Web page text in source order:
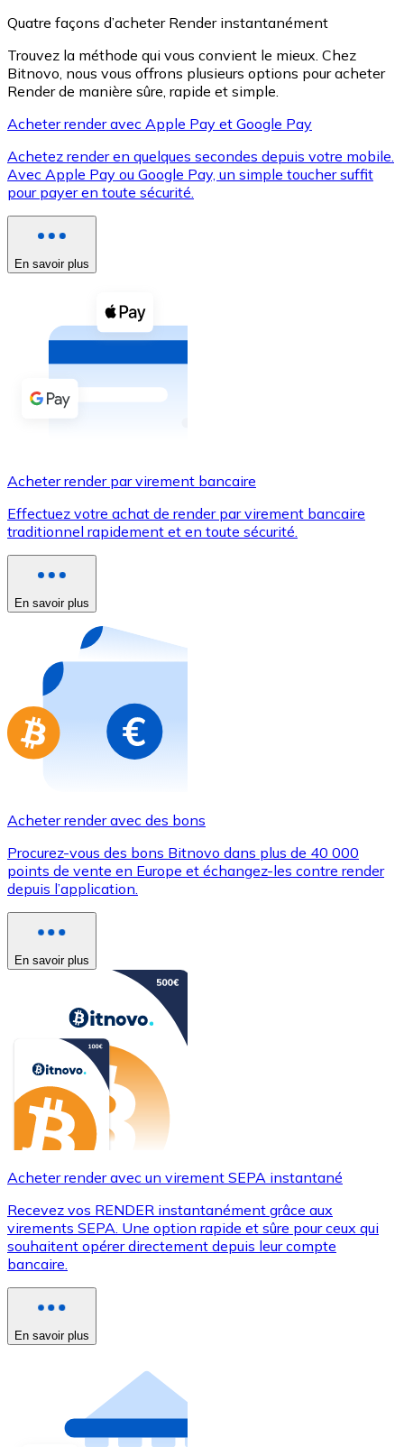
XRP
XRP
Voir toutes
Coupons crypto
Achetez des cryptomonnaies en espèces et d'autres
Acheter avec espèces
Virement SEPA
Utilisez les cartes Visa et Mastercard pour acheter
Acheter avec carte
Nouveau
Achetez des cartes-cadeaux de vos marques
Aller à la boutique de cartes-cadeaux
Quatre façons d’acheter Render instantanément
Trouvez la méthode qui vous convient le mieux. Chez
Bitnovo, nous vous offrons plusieurs options pour acheter
Render de manière sûre, rapide et simple.
Acheter render avec Apple Pay et Google Pay
Achetez render en quelques secondes depuis votre mobile.
Avec Apple Pay ou Google Pay, un simple toucher suffit
pour payer en toute sécurité.
En savoir plus
Acheter render par virement bancaire
Effectuez votre achat de render par virement bancaire
traditionnel rapidement et en toute sécurité.
En savoir plus
Acheter render avec des bons
Procurez-vous des bons Bitnovo dans plus de 40 000
points de vente en Europe et échangez-les contre render
depuis l’application.
En savoir plus
Acheter render avec un virement SEPA instantané
Recevez vos RENDER instantanément grâce aux
virements SEPA. Une option rapide et sûre pour ceux qui
souhaitent opérer directement depuis leur compte
bancaire.
En savoir plus